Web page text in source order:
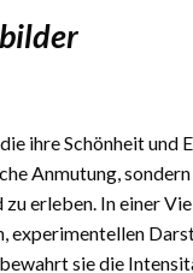
ihre Schönheit
Anmutung,
erleben. In einer
sie die